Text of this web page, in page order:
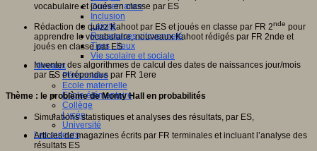
Gouvernance
Inclusion
Laïcité
Ressources citoyenneté
Tiers - lieux
Vie scolaire et sociale
Niveaux
Périscolaire
Ecole maternelle
Ecole élémentaire
Collège
Lycée
Université
Les auteurs
vocabulaire et joués en classe par ES
Rédaction de quizz Kahoot par ES et joués en classe par FR 2nde pour
apprendre le vocabulaire, nouveaux Kahoot rédigés par FR 2nde et
joués en classe par ES
Inventer des algorithmes de calcul des dates de naissances jour/mois
par ES et répondus par FR 1ere
Thème : le problème de Monty Hall en probabilités
Simulations statistiques et analyses des résultats, par ES,
Articles de magazines écrits par FR terminales et incluant l’analyse des
résultats ES